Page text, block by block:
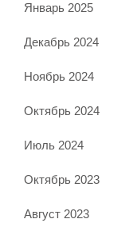
Январь 2025
Декабрь 2024
Ноябрь 2024
Октябрь 2024
Июль 2024
Октябрь 2023
Август 2023